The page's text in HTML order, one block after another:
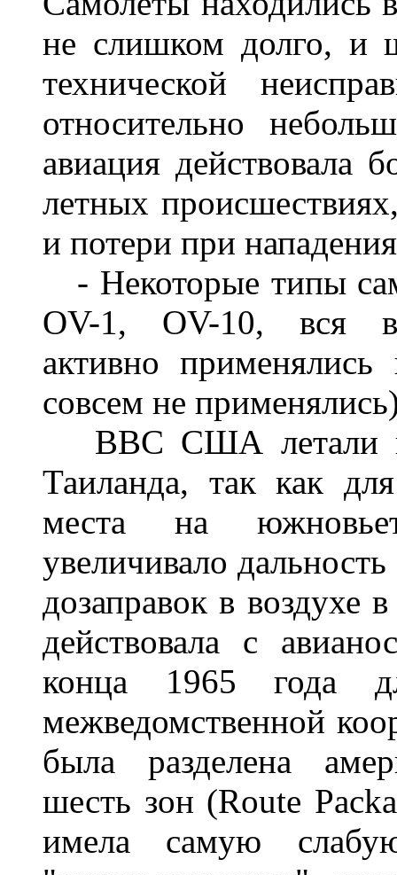
не слишком долго, и
технической
относительно
авиация действовала
летных
и потери при
- Некоторые типы
OV-1, OV-10, вся
активно
совсем не
ВВС США летали
Таиланда, так как
места на
увеличивало
дозаправок в
действовала с
конца 1965 года
межведомственной
была разделена
шесть зон (Route
имела самую